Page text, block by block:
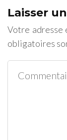
Laisser
Votre adresse
obligatoires